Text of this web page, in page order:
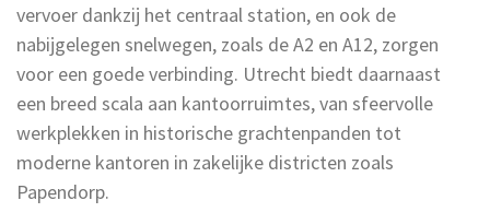
vervoer dankzij het centraal station, en ook de
nabijgelegen snelwegen, zoals de A2 en A12, zorgen
voor een goede verbinding. Utrecht biedt daarnaast
een breed scala aan kantoorruimtes, van sfeervolle
werkplekken in historische grachtenpanden tot
moderne kantoren in zakelijke districten zoals
Papendorp.